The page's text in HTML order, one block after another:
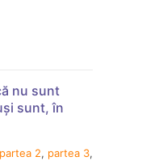
nu sunt
sunt, în
partea 2, partea 3,